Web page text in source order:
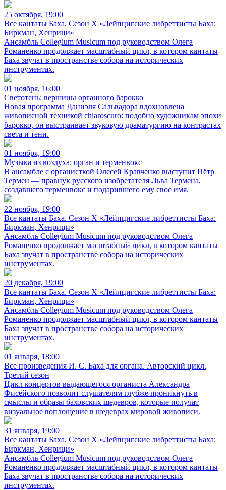
25 октября, 19:00
Все кантаты Баха. Сезон X «Лейпцигские либреттисты Баха:
Биркман, Хенрици»
Ансамбль Collegium Musicum под руководством Олега
Романенко продолжает масштабный цикл, в котором кантаты
Баха звучат в пространстве собора на исторических
инструментах.
01 ноября, 16:00
Светотень: вершины органного барокко
Новая программа Даниэля Сальвадора вдохновлена
живописной техникой chiaroscuro: подобно художникам эпохи
барокко, он выстраивает звуковую драматургию на контрастах
света и тени.
01 ноября, 19:00
Музыка из воздуха: орган и терменвокс
В ансамбле с органисткой Олесей Кравченко выступит Пётр
Термен — правнук русского изобретателя Льва Термена,
создавшего терменвокс и подарившего ему свое имя.
22 ноября, 19:00
Все кантаты Баха. Сезон X «Лейпцигские либреттисты Баха:
Биркман, Хенрици»
Ансамбль Collegium Musicum под руководством Олега
Романенко продолжает масштабный цикл, в котором кантаты
Баха звучат в пространстве собора на исторических
инструментах.
20 декабря, 19:00
Все кантаты Баха. Сезон X «Лейпцигские либреттисты Баха:
Биркман, Хенрици»
Ансамбль Collegium Musicum под руководством Олега
Романенко продолжает масштабный цикл, в котором кантаты
Баха звучат в пространстве собора на исторических
инструментах.
01 января, 18:00
Все произведения И. С. Баха для органа. Авторский цикл.
Третий сезон
Цикл концертов выдающегося органиста Александра
Фисейского позволит слушателям глубже проникнуть в
смыслы и образы баховских шедевров, которые получат
визуальное воплощение в шедеврах мировой живописи.
31 января, 19:00
Все кантаты Баха. Сезон X «Лейпцигские либреттисты Баха:
Биркман, Хенрици»
Ансамбль Collegium Musicum под руководством Олега
Романенко продолжает масштабный цикл, в котором кантаты
Баха звучат в пространстве собора на исторических
инструментах.